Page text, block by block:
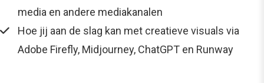
media en andere mediakanalen
Hoe jij aan de slag kan met creatieve visuals via
Adobe Firefly, Midjourney, ChatGPT en Runway